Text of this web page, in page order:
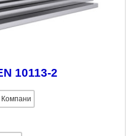
10113-2
Компани